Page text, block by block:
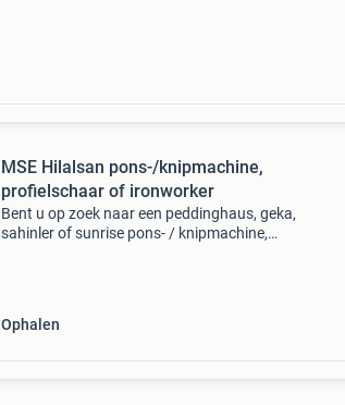
MSE Hilalsan pons-/knipmachine,
profielschaar of ironworker
Bent u op zoek naar een peddinghaus, geka,
sahinler of sunrise pons- / knipmachine,
Ophalen